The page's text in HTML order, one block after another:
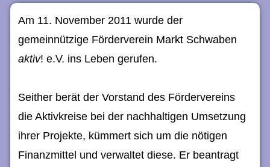
Am 11. November 2011 wurde der
gemeinnützige Förderverein Markt Schwaben
aktiv! e.V. ins Leben gerufen.
Seither berät der Vorstand des Fördervereins
die Aktivkreise bei der nachhaltigen Umsetzung
ihrer Projekte, kümmert sich um die nötigen
Finanzmittel und verwaltet diese. Er beantragt